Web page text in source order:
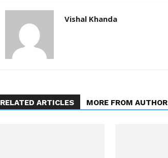
Vishal Khanda
RELATED ARTICLES MORE FROM AUTHOR